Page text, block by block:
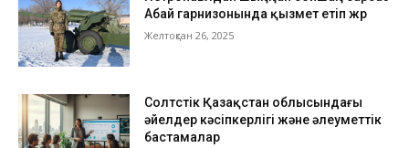
Абай гарнизонында қызмет етіп жүр
Желтоқсан 26, 2025
Солтүстік Қазақстан облысындағы
әйелдер кәсіпкерлігі және әлеуметтік
бастамалар